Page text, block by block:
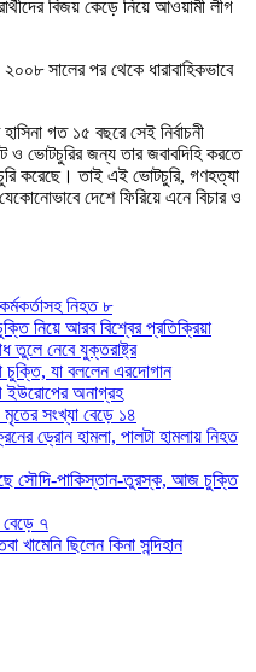
বিজয় কেড়ে নিয়ে আওয়ামী লীগ
সালের পর থেকে ধারাবাহিকভাবে
গত ১৫ বছরে সেই নির্বাচনী
ও ভোটচুরির জন্য তার জবাবদিহি করতে
করেছে। তাই এই ভোটচুরি, গণহত্যা
দেশে ফিরিয়ে এনে বিচার ও
নিহত ৮
নিয়ে আরব বিশ্বের প্রতিক্রিয়া
তুলে নেবে যুক্তরাষ্ট্র
চুক্তি, যা বললেন এরদোগান
ইউরোপের অনাগ্রহ
মৃতের সংখ্যা বেড়ে ১৪
ড্রোন হামলা, পালটা হামলায় নিহত
সৌদি-পাকিস্তান-তুরস্ক, আজ চুক্তি
বেড়ে ৭
ছিলেন কিনা সন্দিহান